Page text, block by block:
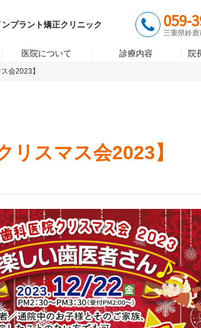
ら鈴鹿市の歯医者 大木歯科医院
インプラント 矯正歯科
プラント矯正クリニック 059-
三重県鈴
医院について 診療内容 院
会2023】
リスマス会2023】